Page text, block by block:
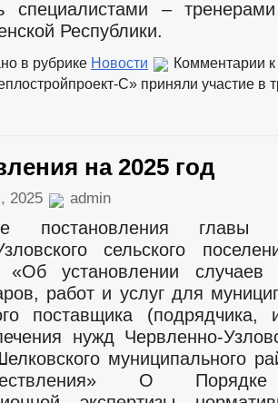
специалистами –
Республики.
в рубрике Новости Комментарии
С» приняли участие в
на 2025 год
2025 admin
постановления главы
сельского
«Об установлении случаев
работ и услуг для
поставщика (подрядчика,
нужд Червленно-
муниципального
О Порядке